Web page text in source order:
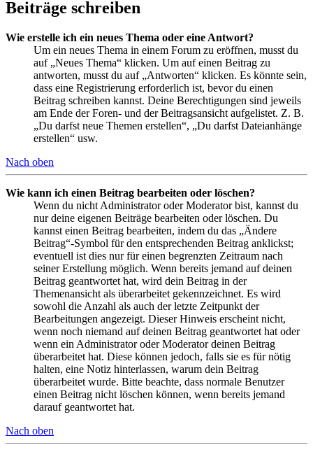
Beiträge schreiben
Wie erstelle ich ein neues Thema oder eine Antwort?
Um ein neues Thema in einem Forum zu eröffnen, musst du
auf „Neues Thema“ klicken. Um auf einen Beitrag zu
antworten, musst du auf „Antworten“ klicken. Es könnte sein,
dass eine Registrierung erforderlich ist, bevor du einen
Beitrag schreiben kannst. Deine Berechtigungen sind jeweils
am Ende der Foren- und der Beitragsansicht aufgelistet. Z. B.
„Du darfst neue Themen erstellen“, „Du darfst Dateianhänge
erstellen“ usw.
Nach oben
Wie kann ich einen Beitrag bearbeiten oder löschen?
Wenn du nicht Administrator oder Moderator bist, kannst du
nur deine eigenen Beiträge bearbeiten oder löschen. Du
kannst einen Beitrag bearbeiten, indem du das „Ändere
Beitrag“-Symbol für den entsprechenden Beitrag anklickst;
eventuell ist dies nur für einen begrenzten Zeitraum nach
seiner Erstellung möglich. Wenn bereits jemand auf deinen
Beitrag geantwortet hat, wird dein Beitrag in der
Themenansicht als überarbeitet gekennzeichnet. Es wird
sowohl die Anzahl als auch der letzte Zeitpunkt der
Bearbeitungen angezeigt. Dieser Hinweis erscheint nicht,
wenn noch niemand auf deinen Beitrag geantwortet hat oder
wenn ein Administrator oder Moderator deinen Beitrag
überarbeitet hat. Diese können jedoch, falls sie es für nötig
halten, eine Notiz hinterlassen, warum dein Beitrag
überarbeitet wurde. Bitte beachte, dass normale Benutzer
einen Beitrag nicht löschen können, wenn bereits jemand
darauf geantwortet hat.
Nach oben